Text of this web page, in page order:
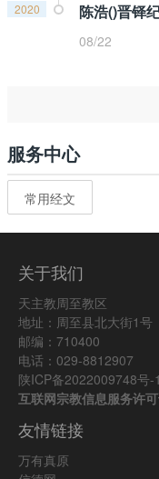
2020 陈浩()晋铎
08/22
服务中心
常用经文
关于我们
天主教周至教区
地址：周至县北大街1号
邮编：710400
电话：029-8812907
陕ICP备2022009748号-1
互联网宗教信息服务许可
友情链接
万有真原